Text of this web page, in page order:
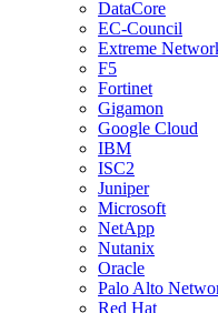
DataCore
EC-Council
Extreme
F5
Fortinet
Gigamon
Google Cloud
IBM
ISC2
Juniper
Microsoft
NetApp
Nutanix
Oracle
Palo Alto
Red Hat